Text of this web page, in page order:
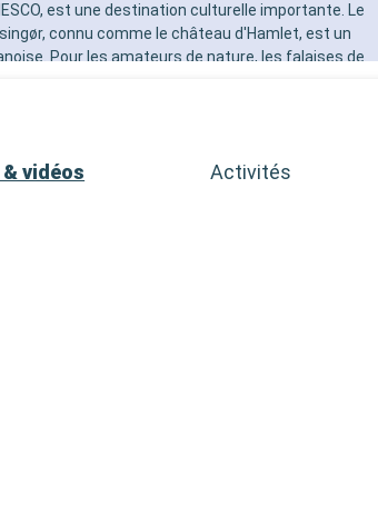
est une destination culturelle importante. Le
connu comme le château d'Hamlet, est un
Pour les amateurs de nature, les falaises de
vidéos Activités